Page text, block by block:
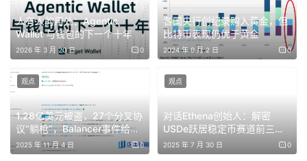
渠道。据Coinbase首席财务官 Alesia Haas 此前在
Coinbase财报电话会议上表示，双方合作协议每三年自动
续约且永久有效、不可终止。
顶级机构30亿估值组团入场，ARC明确空投计划
市场的关注点已不止于Circle当季数据，而更多转向其未来
叙事。为摆脱过度依赖USDC储备金利息收入的单一增长模
式，Circle正在积极构建多元化收入结构，其中ARC是核心
人有人的用处：Agentic
Wallet 与钱包的下一个十年
2026 年 3 月 20 日 0
各国央行创纪录购入黄金，但
比特币表现仍优于黄金
2024 年 9 月 2 日 0
1.28亿美元被盗，27个分叉协
议“躺枪”，Balancer事件给
DeFi的三大教训 |
BlockWeeks
2025 年 11 月 4 日 0
观点
对话Ethena创始人：解密
USDe跃居稳定币赛道前三背
后的增长密码
2025 年 7 月 30 日 0
观点